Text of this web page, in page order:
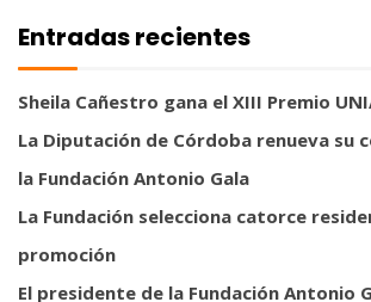
Entradas recientes
Sheila Cañestro gana el XIII Premio
La Diputación de Córdoba renueva su
la Fundación Antonio Gala
La Fundación selecciona catorce
promoción
El presidente de la Fundación Antonio